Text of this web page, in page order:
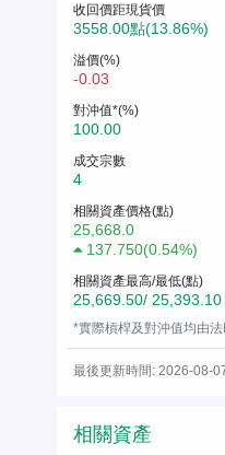
收回價距現貨價
3558.00點(13.86%)
溢價(%)
-0.03
對沖值*(%)
100.00
成交宗數
4
相關資產價格(點)
25,668.0
137.750(0.54%)
相關資產最高/最低(點)
25,669.50/ 25,393.10
*實際槓桿及對沖值均由法
最後更新時間: 2026-08-
相關資產